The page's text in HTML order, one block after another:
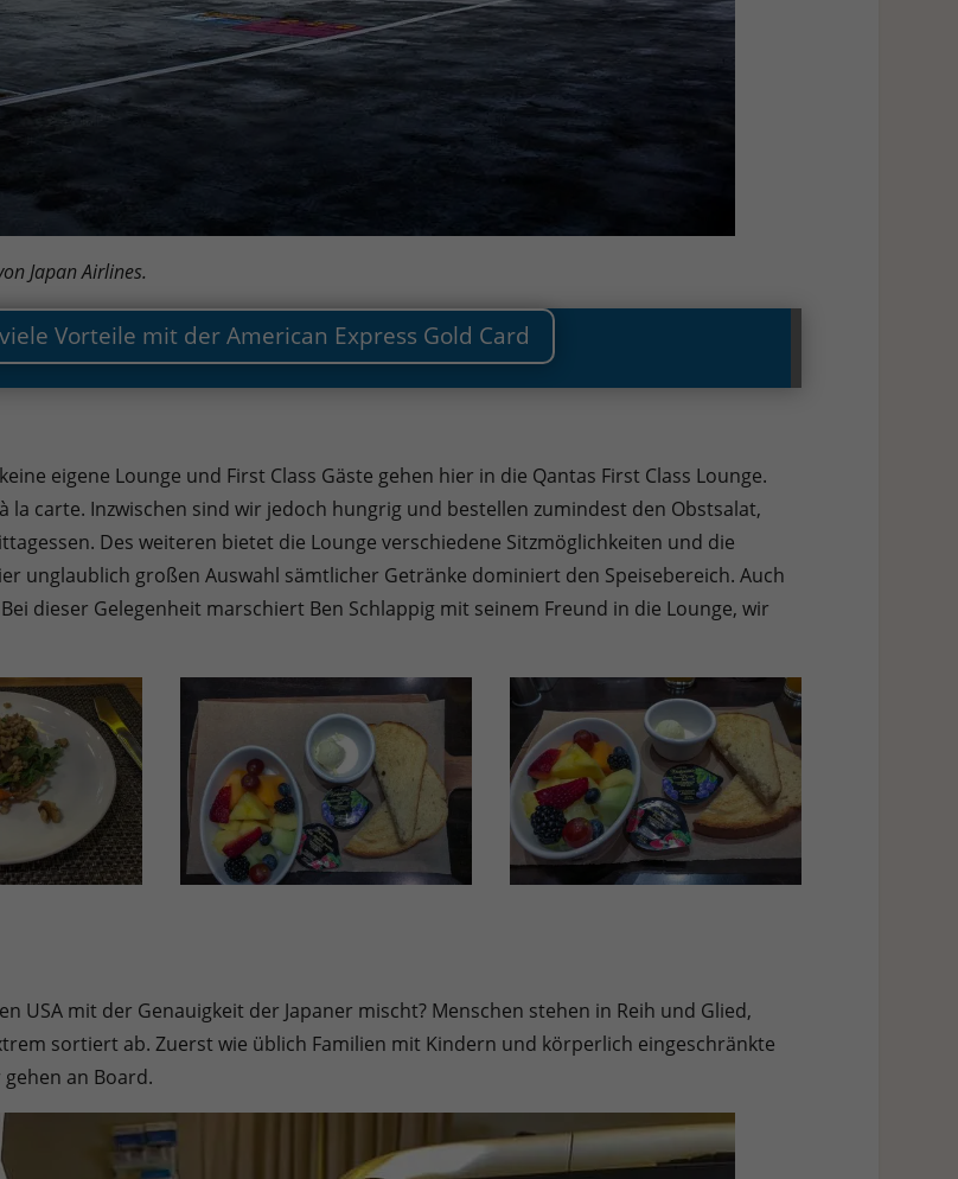
Japan Airlines.
Vorteile mit der American Express Gold Card
eigene Lounge und First Class Gäste gehen hier in die Qantas First Class Lounge.
carte. Inzwischen sind wir jedoch hungrig und bestellen zumindest den Obstsalat,
Des weiteren bietet die Lounge verschiedene Sitzmöglichkeiten und die
unglaublich großen Auswahl sämtlicher Getränke dominiert den Speisebereich. Auch
dieser Gelegenheit marschiert Ben Schlappig mit seinem Freund in die Lounge, wir
USA mit der Genauigkeit der Japaner mischt? Menschen stehen in Reih und Glied,
sortiert ab. Zuerst wie üblich Familien mit Kindern und körperlich eingeschränkte
an Board.